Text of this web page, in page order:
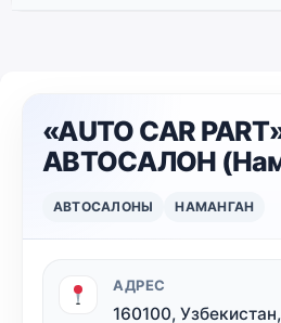
«AUTO CAR
АВТОСАЛОН
АВТОСАЛОНЫ НАМАНГАН
АДРЕС
160100,